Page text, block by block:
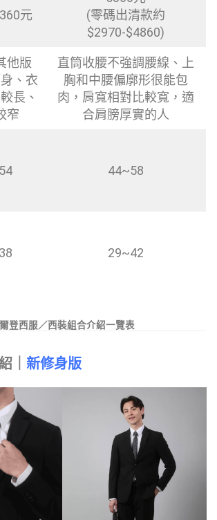
元
(零碼出清款約
$2970-$4860)
他版
、衣
長、
窄
直筒收腰不強調腰線、上
胸和中腰偏廓形很能包
肉，肩寬相對比較寬，適
合肩膀厚實的人
44~58
29~42
登西服／西裝組合介紹一覽表
｜ 新修身版